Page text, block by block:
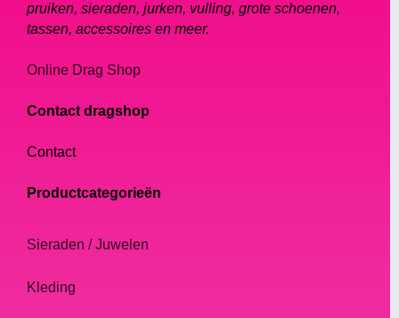
pruiken, sieraden, jurken, vulling, grote schoenen,
tassen, accessoires en meer.
Online Drag Shop
Contact dragshop
Contact
Productcategorieën
Sieraden / Juwelen
Kleding